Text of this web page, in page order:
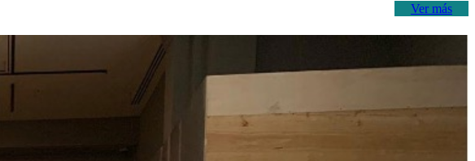
Ver más